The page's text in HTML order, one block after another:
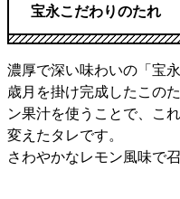
宝永こだわりのたれ
濃厚で深い味わいの「宝
歳月を掛け完成したこの
ン果汁を使うことで、こ
変えたタレです。
さわやかなレモン風味で